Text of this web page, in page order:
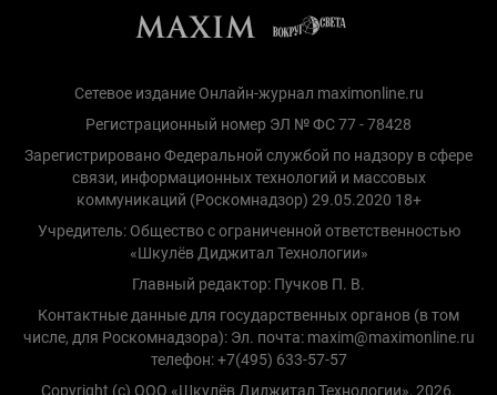
Сетевое издание Онлайн-журнал maximonline.ru
Регистрационный номер ЭЛ № ФС 77 - 78428
Зарегистрировано Федеральной службой по надзору в сфере
связи, информационных технологий и массовых
коммуникаций (Роскомнадзор) 29.05.2020 18+
Учредитель: Общество с ограниченной ответственностью
«Шкулёв Диджитал Технологии»
Главный редактор: Пучков П. В.
Контактные данные для государственных органов (в том
числе, для Роскомнадзора): Эл. почта: maxim@maximonline.ru
телефон: +7(495) 633-57-57
Copyright (с) ООО «Шкулёв Диджитал Технологии», 2026.